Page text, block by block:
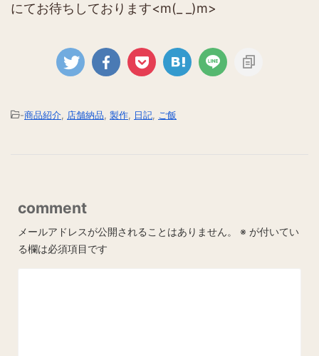
にてお待ちしております<m(_ _)m>
-商品紹介, 店舗納品, 製作, 日記, ご飯
comment
メールアドレスが公開されることはありません。 ※ が付いてい
る欄は必須項目です